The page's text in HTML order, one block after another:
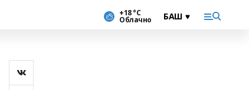
+18 °С
Облачно